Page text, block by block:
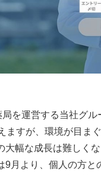
を運営する当社グ
ますが、環境が目ま
幅な成長は難しくな
9月より、個人の方